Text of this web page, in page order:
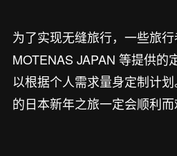
为了实现无缝旅行，一些旅
MOTENAS JAPAN 等提供的
以根据个人需求量身定制计
的日本新年之旅一定会顺利而